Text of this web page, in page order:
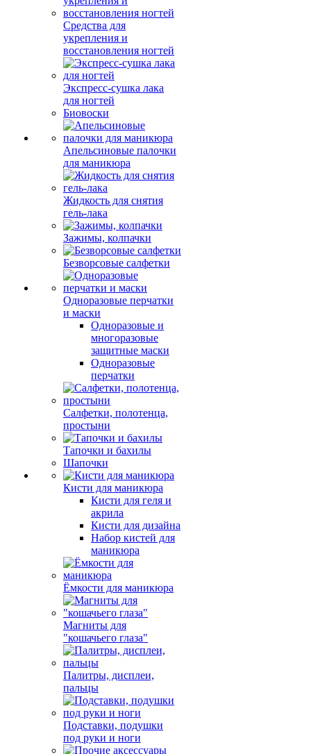
Средства для
укрепления и
восстановления ногтей
Экспресс-сушка лака
для ногтей
Биовоски
Апельсиновые палочки
для маникюра
Жидкость для снятия
гель-лака
Зажимы, колпачки
Безворсовые салфетки
Одноразовые перчатки
и маски
Одноразовые и
многоразовые
защитные маски
Одноразовые
перчатки
Салфетки, полотенца,
простыни
Тапочки и бахилы
Шапочки
Кисти для маникюра
Кисти для геля и
акрила
Кисти для дизайна
Набор кистей для
маникюра
Ёмкости для маникюра
Магниты для
"кошачьего глаза"
Палитры, дисплеи,
пальцы
Подставки, подушки
под руки и ноги